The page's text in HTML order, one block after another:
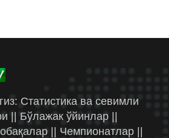
Статистика ва севимли
|| Бўлажак ўйинлар ||
|| Чемпионатлар ||